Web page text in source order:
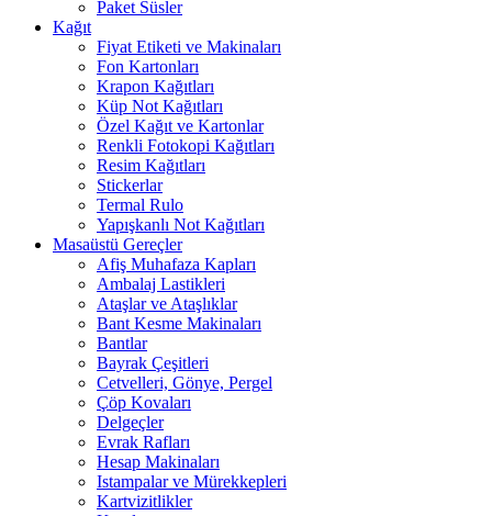
Paket Süsler
Kağıt
Fiyat Etiketi ve Makinaları
Fon Kartonları
Krapon Kağıtları
Küp Not Kağıtları
Özel Kağıt ve Kartonlar
Renkli Fotokopi Kağıtları
Resim Kağıtları
Stickerlar
Termal Rulo
Yapışkanlı Not Kağıtları
Masaüstü Gereçler
Afiş Muhafaza Kapları
Ambalaj Lastikleri
Ataşlar ve Ataşlıklar
Bant Kesme Makinaları
Bantlar
Bayrak Çeşitleri
Cetvelleri, Gönye, Pergel
Çöp Kovaları
Delgeçler
Evrak Rafları
Hesap Makinaları
Istampalar ve Mürekkepleri
Kartvizitlikler